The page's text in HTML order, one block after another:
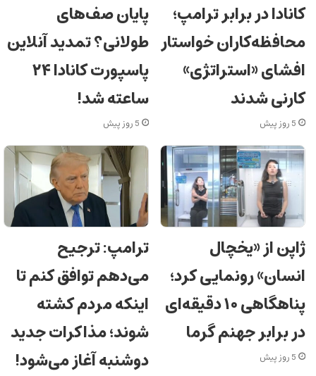
کانادا در برابر ترامپ؛
محافظه‌کاران خواستار
افشای «استراتژی»
کارنی شدند
5 روز پیش
پایان صف‌های
طولانی؟ تمدید آنلاین
پاسپورت کانادا ۲۴
ساعته شد!
5 روز پیش
ژاپن از «یخچال
انسان» رونمایی کرد؛
پناهگاهی ۱۰ دقیقه‌ای
در برابر جهنم گرما
5 روز پیش
ترامپ: ترجیح
می‌دهم توافق کنم تا
اینکه مردم کشته
شوند؛ مذاکرات جدید
دوشنبه آغاز می‌شود!